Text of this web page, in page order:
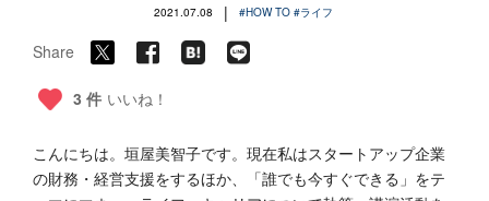
2021.07.08 | #HOW TO #ライフ
Share
3 件 いいね！
こんにちは。垣屋美智子です。現在私はスタートアップ企業
の財務・経営支援をするほか、「誰でも今すぐできる」をテ